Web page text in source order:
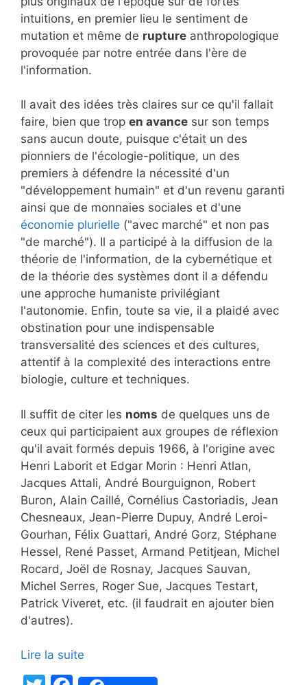
intuitions, en premier lieu le sentiment de
mutation et même de rupture anthropologique
provoquée par notre entrée dans l'ère de
l'information.
Il avait des idées très claires sur ce qu'il fallait
faire, bien que trop en avance sur son temps
sans aucun doute, puisque c'était un des
pionniers de l'écologie-politique, un des
premiers à défendre la nécessité d'un
"développement humain" et d'un revenu garanti
ainsi que de monnaies sociales et d'une
économie plurielle ("avec marché" et non pas
"de marché"). Il a participé à la diffusion de la
théorie de l'information, de la cybernétique et
de la théorie des systèmes dont il a défendu
une approche humaniste privilégiant
l'autonomie. Enfin, toute sa vie, il a plaidé avec
obstination pour une indispensable
transversalité des sciences et des cultures,
attentif à la complexité des interactions entre
biologie, culture et techniques.
Il suffit de citer les noms de quelques uns de
ceux qui participaient aux groupes de réflexion
qu'il avait formés depuis 1966, à l'origine avec
Henri Laborit et Edgar Morin : Henri Atlan,
Jacques Attali, André Bourguignon, Robert
Buron, Alain Caillé, Cornélius Castoriadis, Jean
Chesneaux, Jean-Pierre Dupuy, André Leroi-
Gourhan, Félix Guattari, André Gorz, Stéphane
Hessel, René Passet, Armand Petitjean, Michel
Rocard, Joël de Rosnay, Jacques Sauvan,
Michel Serres, Roger Sue, Jacques Testart,
Patrick Viveret, etc. (il faudrait en ajouter bien
d'autres).
Lire la suite